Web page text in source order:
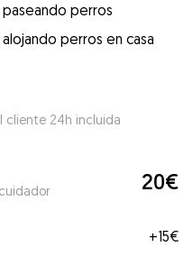
perros
perros en casa
cliente 24h incluida
20€
+15€